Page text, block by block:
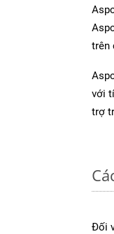
trên
với
trợ
Đối